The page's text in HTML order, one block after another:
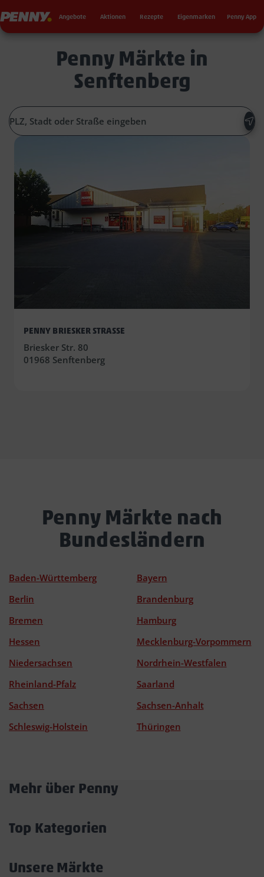
Penny Angebote Aktionen Rezepte Eigenmarken Penny App
Penny Märkte in
Senftenberg
PENNY BRIESKER STRASSE
Briesker Str. 80
01968 Senftenberg
Penny Märkte nach
Bundesländern
Baden-Württemberg
Bayern
Berlin
Brandenburg
Bremen
Hamburg
Hessen
Mecklenburg-Vorpommern
Niedersachsen
Nordrhein-Westfalen
Rheinland-Pfalz
Saarland
Sachsen
Sachsen-Anhalt
Schleswig-Holstein
Thüringen
Mehr über Penny
Top Kategorien
Unsere Märkte